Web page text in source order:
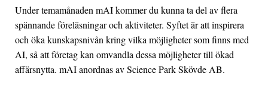
Under temamånaden mAI kommer du kunna ta del av flera
spännande föreläsningar och aktiviteter. Syftet är att inspirera
och öka kunskapsnivån kring vilka möjligheter som finns med
AI, så att företag kan omvandla dessa möjligheter till ökad
affärsnytta. mAI anordnas av Science Park Skövde AB.